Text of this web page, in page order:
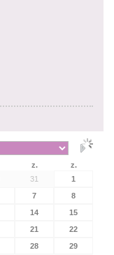
z.
z.
31
1
7
8
14
15
21
22
28
29